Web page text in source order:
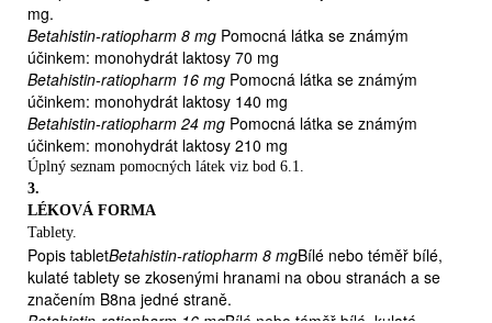
jestliže jstealergický/á na léčivou látku nebo na kteroukoli
další složku tohoto přípravku (uvedenou v bodě 6)
-
jestliže trpíte
nádorem nadledvin , který se nazývá feochromocytom
- jestliže jste
těhotná nebo kojíte (viz též bod Těhotenství a kojení)
Upozornění a opatřeníPřed použitím přípravku Betahistin-
ratiopharm se poraďte se svým lékařem nebo lékárníkem:-
jestliže trpíte
onemocnění vyskytlo v minulosti
- jestliže trpíte
dýcháním (astma bronchiale)- jestliže trpítekopřivkou
(urticaria),kožní vyrážkou (exanthema) nebosennou
rýmou-
jestliže máte velmi nízký krevní tlak
mg.
Betahistin-ratiopharm 8 mg Pomocná látka se známým
účinkem: monohydrát laktosy 70 mg
Betahistin-ratiopharm 16 mg Pomocná látka se známým
účinkem: monohydrát laktosy 140 mg
Betahistin-ratiopharm 24 mg Pomocná látka se známým
účinkem: monohydrát laktosy 210 mg
Úplný seznam pomocných látek viz bod 6.1.
3.
LÉKOVÁ FORMA
Tablety.
Popis tabletBetahistin-ratiopharm 8 mgBílé nebo téměř bílé,
kulaté tablety se zkosenými hranami na obou stranách a se
značením B8na jedné straně.